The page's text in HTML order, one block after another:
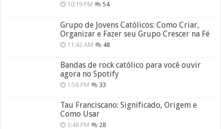
10:19 PM 54
Grupo de Jovens Católicos: Como Criar,
Organizar e Fazer seu Grupo Crescer na Fé
11:42 AM 48
Bandas de rock católico para você ouvir
agora no Spotify
1:58 PM 33
Tau Franciscano: Significado, Origem e
Como Usar
3:46 PM 28